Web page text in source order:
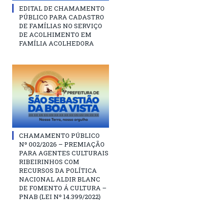
EDITAL DE CHAMAMENTO
PÚBLICO PARA CADASTRO
DE FAMÍLIAS NO SERVIÇO
DE ACOLHIMENTO EM
FAMÍLIA ACOLHEDORA
CHAMAMENTO PÚBLICO
Nº 002/2026 – PREMIAÇÃO
PARA AGENTES CULTURAIS
RIBEIRINHOS COM
RECURSOS DA POLÍTICA
NACIONAL ALDIR BLANC
DE FOMENTO Á CULTURA –
PNAB (LEI Nº 14.399/2022)